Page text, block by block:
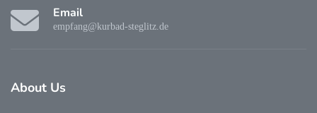
Email
empfang@kurbad-steglitz.de
About Us